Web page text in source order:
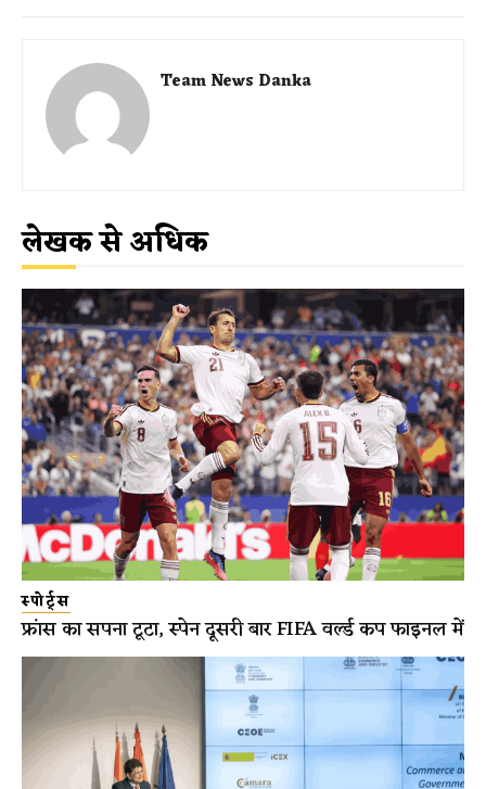
Team News Danka
लेखक से अधिक
स्पोर्ट्स
फ्रांस का सपना टूटा, स्पेन दूसरी बार FIFA वर्ल्ड कप फाइनल में